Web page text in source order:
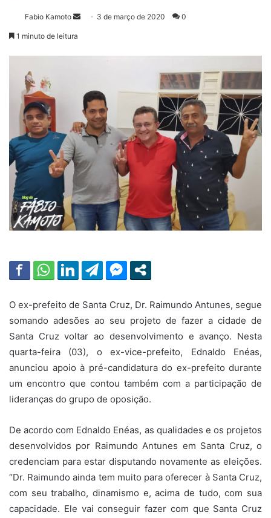
Fabio Kamoto
m
e
-
a
i
l
3 de março de 2020 0
1 minuto de leitura
O ex-prefeito de Santa Cruz, Dr. Raimundo Antunes, segue
somando adesões ao seu projeto de fazer a cidade de
Santa Cruz voltar ao desenvolvimento e avanço. Nesta
quarta-feira (03), o ex-vice-prefeito, Ednaldo Enéas,
anunciou apoio à pré-candidatura do ex-prefeito durante
um encontro que contou também com a participação de
lideranças do grupo de oposição.
De acordo com Ednaldo Enéas, as qualidades e os projetos
desenvolvidos por Raimundo Antunes em Santa Cruz, o
credenciam para estar disputando novamente as eleições.
“Dr. Raimundo ainda tem muito para oferecer à Santa Cruz,
com seu trabalho, dinamismo e, acima de tudo, com sua
capacidade. Ele vai conseguir fazer com que Santa Cruz